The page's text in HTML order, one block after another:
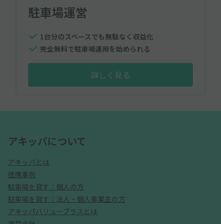
駐車場運営
1台分のスペースでも無駄なく収益化
完全無料で駐車場運用を始められる
詳しく見る
アキッパについて
アキッパとは
提携事例
駐車場を貸す：個人の方
駐車場を貸す：法人・個人事業主の方
アキッパバリュープラスとは